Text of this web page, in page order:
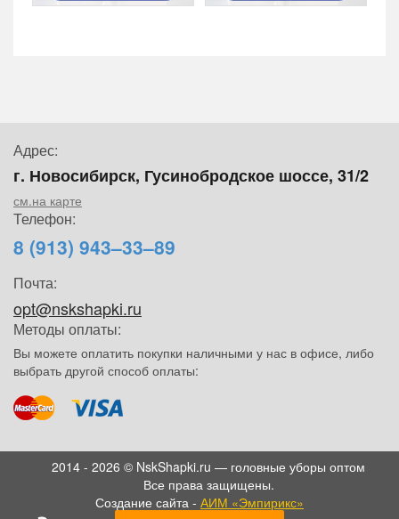
Адрес:
г. Новосибирск, Гусинобродское шоссе, 31/2
см.на карте
Телефон:
8 (913) 943–33–89
Почта:
opt@nskshapki.ru
Методы оплаты:
Вы можете оплатить покупки наличными у нас в офисе, либо
выбрать другой способ оплаты:
2014 - 2026 © NskShapki.ru — головные уборы оптом
Все права защищены.
Создание сайта - АИМ «Эмпирикс»